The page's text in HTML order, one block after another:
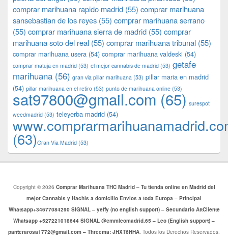
comprar marihuana rapido madrid (55) comprar marihuana
sansebastian de los reyes (55) comprar marihuana serrano
(55) comprar marihuana sierra de madrid (55) comprar
marihuana soto del real (55) comprar marihuana tribunal (55)
comprar marihuana usera (54) comprar marihuana valdeski (54)
comprar matuja en madrid (53) el mejor cannabis de madrid (53) getafe
marihuana (56) gran via pillar marihuana (53) pillar maria en madrid
(54) pillar marihuana en el retiro (53) punto de marihuana online (53)
sat97800@gmail.com (65) surespot
weedmadrid (53) teleyerba madrid (54)
(63)​​Gran Via Madrid (53)
Copyright © 2026 Comprar Marihuana THC Madrid – Tu tienda online en Madrid del
mejor Cannabis y Hachis a domicilio Envios a toda Europa – Principal
Whatsapp+34677084290 SIGNAL – yeffy (no english support) – Secundario AttCliente
Whatsapp +527221018644 SIGNAL @cmmleomadrid.65 – Leo (English support) –
panterarosa1772@gmail.com – Threema: JHXT6HHA. Todos los Derechos Reservados.